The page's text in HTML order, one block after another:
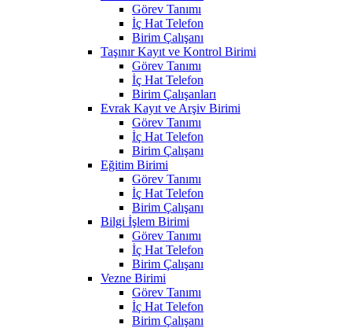
Görev Tanımı
İç Hat Telefon
Birim Çalışanı
Taşınır Kayıt ve Kontrol Birimi
Görev Tanımı
İç Hat Telefon
Birim Çalışanları
Evrak Kayıt ve Arşiv Birimi
Görev Tanımı
İç Hat Telefon
Birim Çalışanı
Eğitim Birimi
Görev Tanımı
İç Hat Telefon
Birim Çalışanı
Bilgi İşlem Birimi
Görev Tanımı
İç Hat Telefon
Birim Çalışanı
Vezne Birimi
Görev Tanımı
İç Hat Telefon
Birim Çalışanı